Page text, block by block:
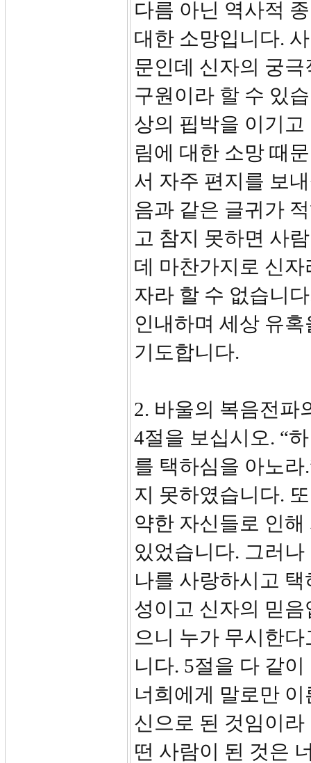
다름 아닌 역사적
대한 소망입니다.
문인데 신자의 궁
구원이라 할 수 있
상의 핍박을 이기
림에 대한 소망 때
서 자주 편지를 보
음과 같은 글귀가
고 참지 못하면 사
데 마찬가지로 신
자라 할 수 없습니
인내하며 세상 유
기도합니다.
2. 바울의 복음전파
4절을 보십시오. “
를 택하심을 아노
지 못하였습니다.
약한 자신들로 인
있었습니다. 그러
나를 사랑하시고
성이고 신자의 믿
으니 누가 무시한
니다. 5절을 다 같
너희에게 말로만
신으로 된 것임이
떤 사람이 된 것은